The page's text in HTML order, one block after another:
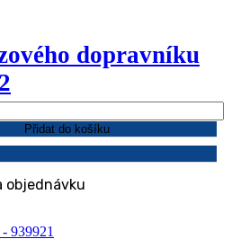
dopravníku
Přidat do košíku
objednávku